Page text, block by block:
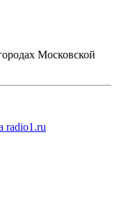
Московской
radio1.ru